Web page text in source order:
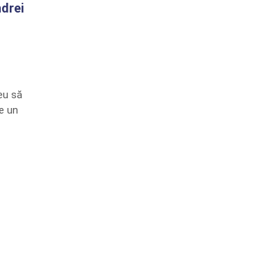
să
un